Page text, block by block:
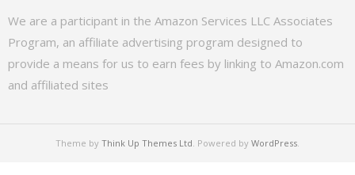
We are a participant in the Amazon Services LLC Associates
Program, an affiliate advertising program designed to
provide a means for us to earn fees by linking to Amazon.com
and affiliated sites
Theme by Think Up Themes Ltd. Powered by WordPress.